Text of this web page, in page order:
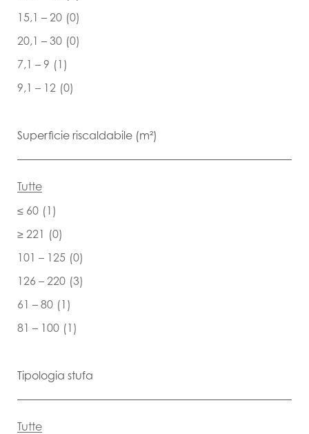
15,1 – 20 (0)
20,1 – 30 (0)
7,1 – 9 (1)
9,1 – 12 (0)
Superficie riscaldabile (m²)
Tutte
≤ 60 (1)
≥ 221 (0)
101 – 125 (0)
126 – 220 (3)
61 – 80 (1)
81 – 100 (1)
Tipologia stufa
Tutte